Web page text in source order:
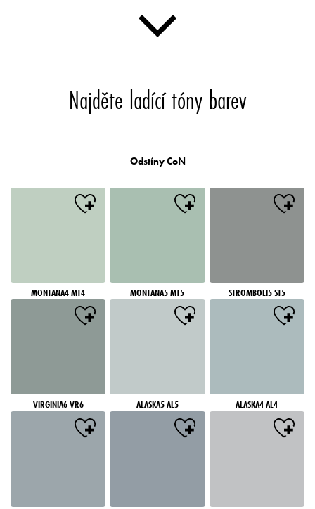
Najděte ladící tóny barev
Odstíny CoN
MONTANA4 MT4 MONTANA5 MT5 STROMBOLI5 ST5
VIRGINIA6 VR6 ALASKA5 AL5 ALASKA4 AL4